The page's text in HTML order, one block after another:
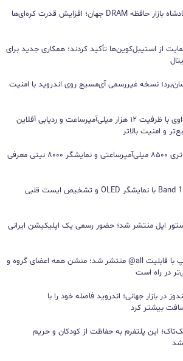
سامسونگ همچنان پادشاه بازار حافظه DRAM جهان؛ افزایش قدرت کره‌ای‌ها
حمایت از استیبل‌کوین‌ها تأکید کردند؛ همکاری جدید برای
نسخه غیررسمی آی‌مسیج روی اندروید با امنیت
پاوربانک ۱۰۰ واتی هواوی با ظرفیت ۱۲ هزار میلی‌آمپرساعت و ردیابی آفلاین
و امنیت بالاتر
هواوی نوا 16 SE با باتری ۸۵۰۰ میلی‌آمپرساعتی و نمایشگر ۸۰۰۰ نیتی معرفی
مچ‌بند هوشمند آنر Band 11 با نمایشگر OLED و تشخیص ایست قلبی
اپل منتشر شد؛ حضور رسمی یک اپلیکیشن ایرانی
آپدیت جدید واتس‌اپ با قابلیت all@ منتشر شد؛ منشن همه اعضای گروه و
در راه است
در بازار جهانی؛ اندروید فاصله خود را با
بیشتر کرد
این پلتفرم به حفاظت از کودکان و حریم